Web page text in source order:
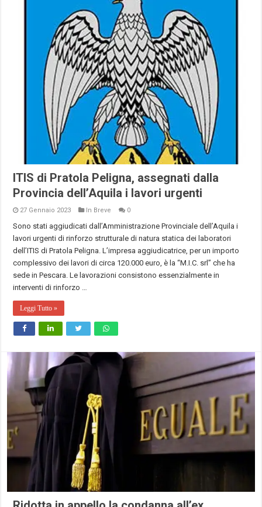
ITIS di Pratola Peligna, assegnati dalla
Provincia dell’Aquila i lavori urgenti
27 Gennaio 2023 In Breve 0
Sono stati aggiudicati dall’Amministrazione Provinciale dell’Aquila i
lavori urgenti di rinforzo strutturale di natura statica dei laboratori
dell’ITIS di Pratola Peligna. L’impresa aggiudicatrice, per un importo
complessivo dei lavori di circa 120.000 euro, è la “M.I.C. srl” che ha
sede in Pescara. Le lavorazioni consistono essenzialmente in
interventi di rinforzo …
Leggi Tutto »